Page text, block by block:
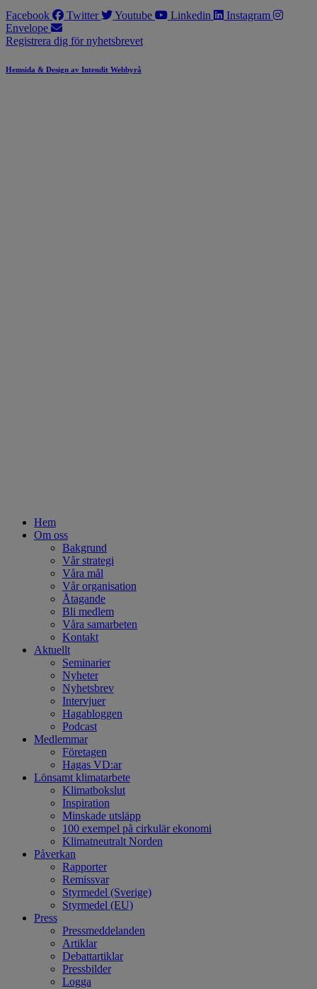
Facebook Twitter Youtube Linkedin
Instagram
Envelope
Registrera dig för nyhetsbrevet
Hemsida & Design av Intendit Webbyrå
Hem
Om oss
Bakgrund
Vår strategi
Våra mål
Vår organisation
Åtagande
Bli medlem
Våra samarbeten
Kontakt
Aktuellt
Seminarier
Nyheter
Nyhetsbrev
Intervjuer
Hagabloggen
Podcast
Medlemmar
Företagen
Hagas VD:ar
Lönsamt klimatarbete
Klimatbokslut
Inspiration
Minskade utsläpp
100 exempel på cirkulär ekonomi
Klimatneutralt Norden
Påverkan
Rapporter
Remissvar
Styrmedel (Sverige)
Styrmedel (EU)
Press
Pressmeddelanden
Artiklar
Debattartiklar
Pressbilder
Logga